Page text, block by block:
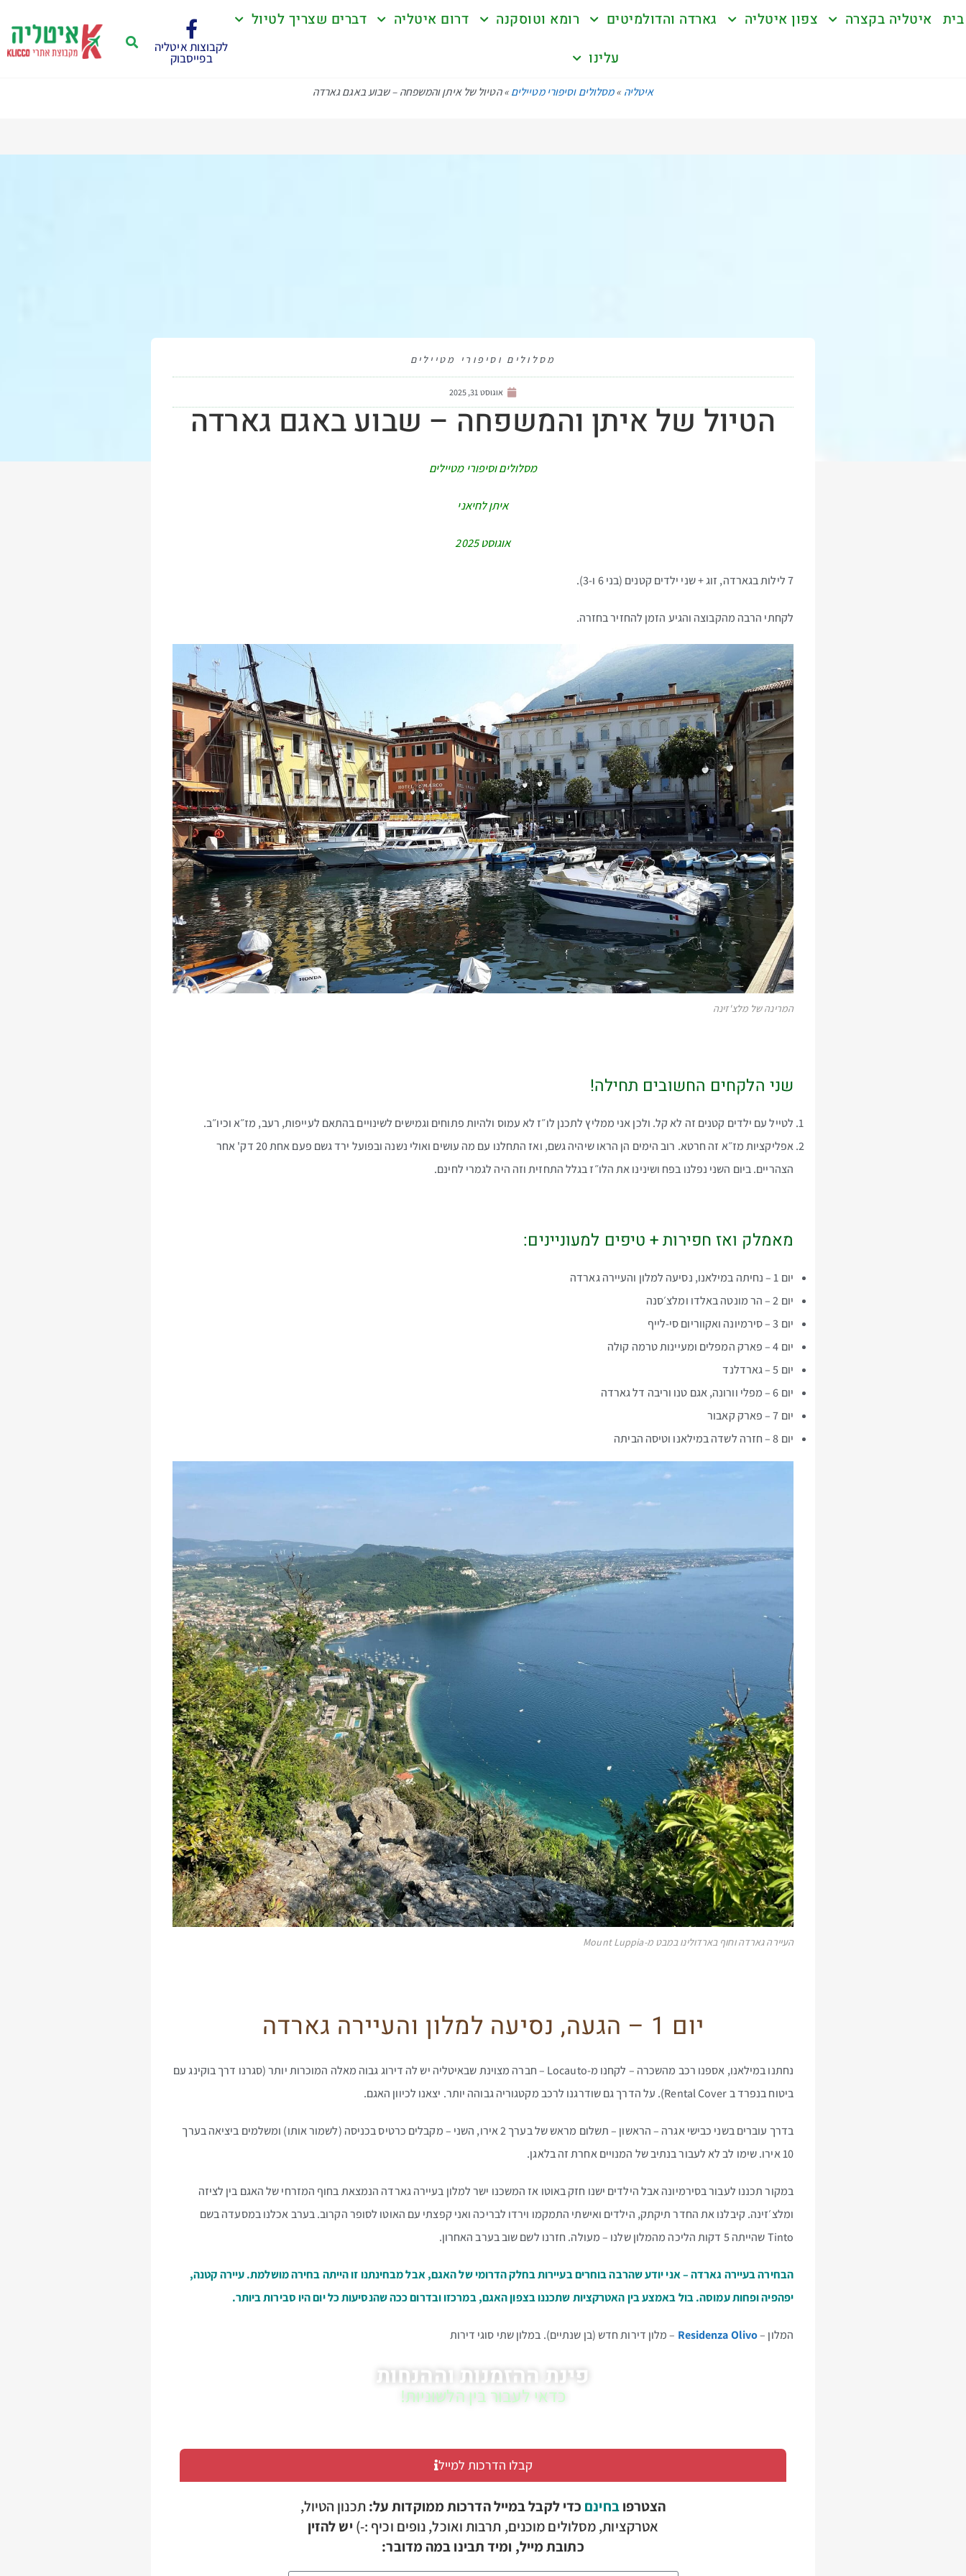
בית איטליה בקצרה צפון איטליה גארדה והדולמיטים רומא וטוסקנה דרום איטליה
דברים שצריך לטיול
עלינו
לקבוצות איטליה
בפייסבוק
איטליה »מסלולים וסיפורי מטיילים »הטיול של איתן והמשפחה – שבוע באגם גארדה
מסלולים וסיפורי מטיילים
אוגוסט 31, 2025
הטיול של איתן והמשפחה – שבוע באגם גארדה
מסלולים וסיפורי מטיילים
איתן לחיאני
אוגוסט 2025
7 לילות בגארדה, זוג + שני ילדים קטנים (בני 6 ו-3).
לקחתי הרבה מהקבוצה והגיע הזמן להחזיר בחזרה.
המרינה של מלצ'זינה
שני הלקחים החשובים תחילה!
לטייל עם ילדים קטנים זה לא קל. ולכן אני ממליץ לתכנן לו״ז לא עמוס ולהיות פתוחים וגמישים לשינויים בהתאם לעייפות, רעב, מז״א וכיו״ב.
אפליקציות מז״א זה חרטא. רוב הימים הן הראו שיהיה גשם, ואז התחלנו עם מה עושים ואולי נשנה ובפועל ירד גשם פעם אחת 20 דק' אחר
הצהריים. ביום השני נפלנו בפח ושינינו את הלו״ז בגלל התחזית וזה היה לגמרי לחינם.
מאמלק ואז חפירות + טיפים למעוניינים:
יום 1 – נחיתה במילאנו, נסיעה למלון והעיירה גארדה
יום 2 – הר מונטה באלדו ומלצ׳סנה
יום 3 – סירמיונה ואקווריום סי-לייף
יום 4 – פארק המפלים ומעיינות טרמה קולה
יום 5 – גארדלנד
יום 6 – מפלי וורונה, אגם טנו וריבה דל גארדה
יום 7 – פארק קאבור
יום 8 – חזרה לשדה במילאנו וטיסה הביתה
העיירה גארדה וחוף בארדולינו במבט מ-Mount Luppia
יום 1 – הגעה, נסיעה למלון והעיירה גארדה
נחתנו במילאנו, אספנו רכב מהשכרה – לקחנו מ-Locauto – חברה מצוינת שבאיטליה יש לה דירוג גבוה מאלה המוכרות יותר (סגרנו דרך בוקינג עם
ביטוח בנפרד ב Rental Cover). על הדרך גם שודרגנו לרכב מקטגוריה גבוהה יותר. יצאנו לכיוון האגם.
בדרך עוברים בשני כבישי אגרה – הראשון – תשלום מראש של בערך 2 אירו, השני – מקבלים כרטיס בכניסה (לשמור אותו) ומשלמים ביציאה בערך
10 אירו. שימו לב לא לעבור בנתיב של המנויים אחרת זה בלאגן.
במקור תכננו לעבור בסירמיונה אבל הילדים ישנו חזק באוטו אז המשכנו ישר למלון בעיירה גארדה הנמצאת בחוף המזרחי של האגם בין לציזה
ומלצ׳זינה. קיבלנו את החדר תיקתק, הילדים ואישתי התמקמו וירדו לבריכה ואני קפצתי עם האוטו לסופר הקרוב. בערב אכלנו במסעדה בשם
Tinto שהייתה 5 דקות הליכה מהמלון שלנו – מעולה. חזרנו לשם שוב בערב האחרון.
הבחירה בעיירה גארדה – אני יודע שהרבה בוחרים בעיירות בחלק הדרומי של האגם, אבל מבחינתנו זו הייתה בחירה מושלמת. עיירה קטנה,
יפהפיה ופחות עמוסה. בול באמצע בין האטרקציות שתכננו בצפון האגם, במרכזו ובדרום ככה שהנסיעות כל יום היו סבירות ביותר.
המלון –Residenza Olivo – מלון דירות חדש (בן שנתיים). במלון שתי סוגי דירות
פינת ההזמנות וההנחות
כדאי לעבור בין הלשוניות!
קבלו הדרכות למייל
הצטרפובחינם כדי לקבל במייל הדרכות ממוקדות על:תכנון הטיול,
אטרקציות, מסלולים מוכנים, תרבות ואוכל, נופים וכיף :-) יש להזין
כתובת מייל, ומיד תבינו במה מדובר: